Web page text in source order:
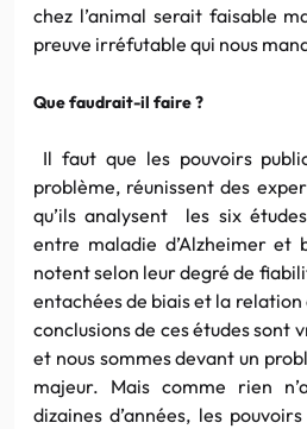
chez l’animal serait faisable
preuve irréfutable qui nous
Que faudrait-il faire ?
Il faut que les pouvoirs
problème, réunissent des
qu’ils analysent les six
entre maladie d’Alzheimer et
notent selon leur degré de
entachées de biais et la
conclusions de ces études sont
et nous sommes devant un
majeur. Mais comme rien
dizaines d’années, les